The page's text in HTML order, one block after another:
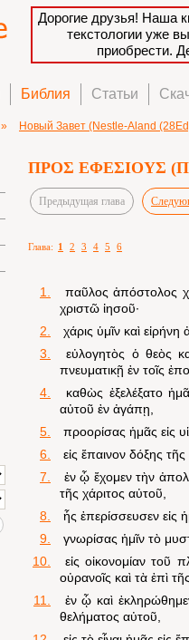
Дорогие друзья! Наша
текстологии уже
приобрести.
Библия Статьи
» Новый Завет (Nestle-Aland
ΠΡΟΣ ΕΦΕΣΙΟΥΣ
Предыдущая глава
Глава: 1 2 3 4 5 6
1.
παῦλος ἀπόστολος
χριστῶ ἰησοῦ·
2.
χάρις ὑμῖν καὶ
3.
εὐλογητὸς ὁ θεὸς
πνευματικῇ ἐν τοῖς
4.
καθὼς ἐξελέξατο
αὐτοῦ ἐν ἀγάπῃ,
5.
προορίσας ἡμᾶς εἰς
6.
εἰς ἔπαινον δόξης
7.
ἐν ᾧ ἔχομεν τὴν
τῆς χάριτος αὐτοῦ,
8.
ἧς ἐπερίσσευσεν εἰς
9.
γνωρίσας ἡμῖν τὸ
10.
εἰς οἰκονομίαν τοῦ
οὐρανοῖς καὶ τὰ ἐπὶ
11.
ἐν ᾧ καὶ
θελήματος αὐτοῦ,